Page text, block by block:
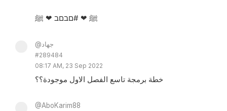
️ﷺ ❤ #םבםב ❤ ﷺ
@جهاد
#289484
08:17 AM, 23 Sep 2022
خطة برمجة تاسع الفصل الاول موجودة؟؟
@AboKarim88